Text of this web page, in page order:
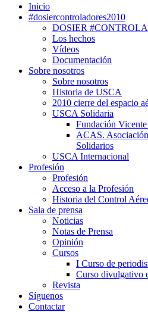
Inicio
#dosiercontroladores2010
DOSIER
Los hechos
Vídeos
Documentación
Sobre nosotros
Sobre nosotros
Historia de USCA
2010 cierre del espacio
USCA Solidaria
Fundación
ACAS.
Solidarios
USCA Internacional
Profesión
Profesión
Acceso a la Profesión
Historia del Control
Sala de prensa
Noticias
Notas de Prensa
Opinión
Cursos
I Curso de
Curso divulgativo
Revista
Síguenos
Contactar